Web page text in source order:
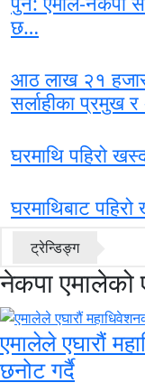
छ…
आठ लाख २१
सर्लाहीका प्रमुख
घरमाथि पहिरो
घरमाथिबाट
ट्रेन्डिङ्ग
नेकपा एमालेको
एमालेले एघारौं
छनोट गर्दै